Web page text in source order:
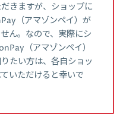
きますが、ショップに
（アマゾンペイ）が
ん。なので、実際にシ
（アマゾンペイ）
たい方は、各自ショッ
いただけると幸いで